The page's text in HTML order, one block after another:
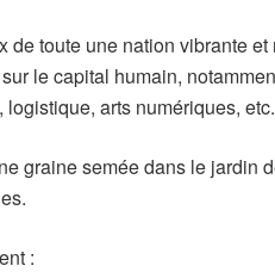
toute une nation vibrante
le capital humain,
arts numériques, etc.
graine semée dans le jardin
: